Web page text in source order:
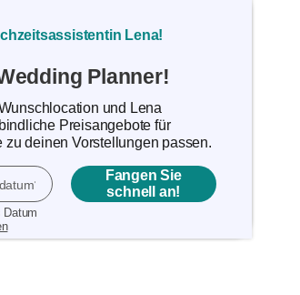
Lena!
Planner!
und Lena
Preisangebote für
zu deinen Vorstellungen passen.
Datum
Fangen Sie
schnell an!